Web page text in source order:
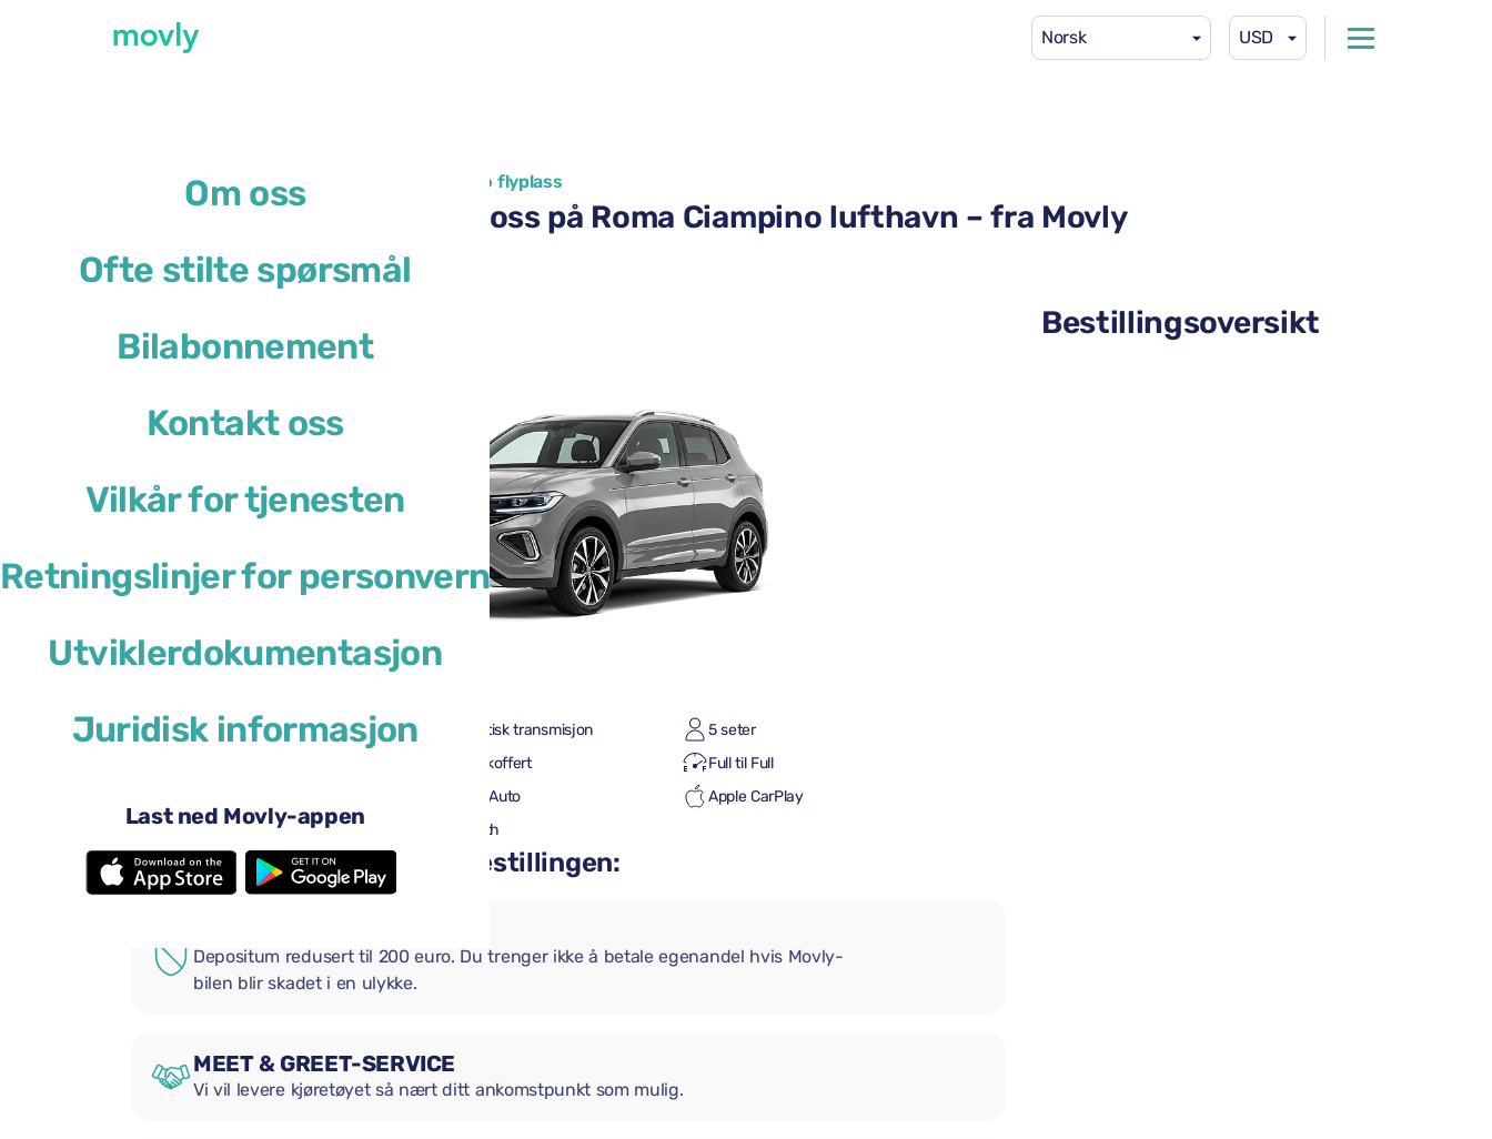
Norsk USD
Om oss
Ofte stilte spørsmål
Bilabonnement
Kontakt oss
Vilkår for tjenesten
Retningslinjer for personvern
Utviklerdokumentasjon
Juridisk informasjon
Last ned Movly-appen
Alle tilgjengelige biler på Roma Ciampino flyplass
Leie av Volkswagen T-Cross på Roma Ciampino lufthavn – fra Movly
eller lignende
4 dører Automatisk transmisjon
5 seter
Én liten koffert
Full til Full
Android Auto
Apple CarPlay
Ryggekamera
Bluetooth
Legg til praktiske tillegg i bestillingen:
Depositum redusert til 200 euro. Du trenger ikke å betale egenandel hvis Movly-
bilen blir skadet i en ulykke.
MEET & GREET-SERVICE
Vi vil levere kjøretøyet så nært ditt ankomstpunkt som mulig.
Bestillingsoversikt